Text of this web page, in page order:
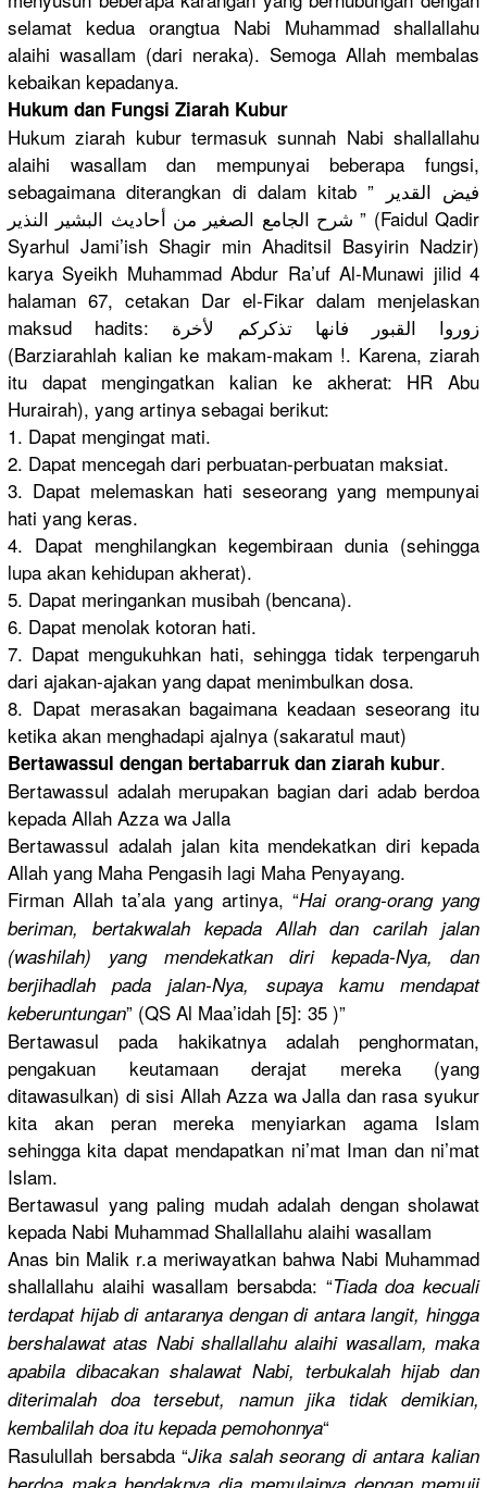
selamat kedua orangtua Nabi Muhammad shallallahu
alaihi wasallam (dari neraka). Semoga Allah membalas
kebaikan kepadanya.
Hukum dan Fungsi Ziarah Kubur
Hukum ziarah kubur termasuk sunnah Nabi shallallahu
alaihi wasallam dan mempunyai beberapa fungsi,
sebagaimana diterangkan di dalam kitab ” فيض القدير
شرح الجامع الصغير من أحاديث البشير النذير ” (Faidul Qadir
Syarhul Jami’ish Shagir min Ahaditsil Basyirin Nadzir)
karya Syeikh Muhammad Abdur Ra’uf Al-Munawi jilid 4
halaman 67, cetakan Dar el-Fikar dalam menjelaskan
maksud hadits: زوروا القبور فانها تذكركم لأخرة
(Barziarahlah kalian ke makam-makam !. Karena, ziarah
itu dapat mengingatkan kalian ke akherat: HR Abu
Hurairah), yang artinya sebagai berikut:
1. Dapat mengingat mati.
2. Dapat mencegah dari perbuatan-perbuatan maksiat.
3. Dapat melemaskan hati seseorang yang mempunyai
hati yang keras.
4. Dapat menghilangkan kegembiraan dunia (sehingga
lupa akan kehidupan akherat).
5. Dapat meringankan musibah (bencana).
6. Dapat menolak kotoran hati.
7. Dapat mengukuhkan hati, sehingga tidak terpengaruh
dari ajakan-ajakan yang dapat menimbulkan dosa.
8. Dapat merasakan bagaimana keadaan seseorang itu
ketika akan menghadapi ajalnya (sakaratul maut)
Bertawassul dengan bertabarruk dan ziarah kubur.
Bertawassul adalah merupakan bagian dari adab berdoa
kepada Allah Azza wa Jalla
Bertawassul adalah jalan kita mendekatkan diri kepada
Allah yang Maha Pengasih lagi Maha Penyayang.
Firman Allah ta’ala yang artinya, “Hai orang-orang yang
beriman, bertakwalah kepada Allah dan carilah jalan
(washilah) yang mendekatkan diri kepada-Nya, dan
berjihadlah pada jalan-Nya,
supaya kamu mendapat
keberuntungan” (QS Al Maa’idah [5]: 35 )”
Bertawasul pada hakikatnyaadalah penghormatan,
pengakuan keutamaan derajat mereka (yang
ditawasulkan) di sisi Allah Azza wa Jalla dan rasa syukur
kita akan peran mereka menyiarkan agama Islam
sehingga kita dapat mendapatkan ni’mat Iman dan ni’mat
Islam.
Bertawasul yang paling mudah adalah dengan sholawat
kepada Nabi Muhammad Shallallahu alaihi wasallam
Anas bin Malik r.a meriwayatkan bahwa Nabi Muhammad
shallallahu alaihi wasallam bersabda: “Tiada doa kecuali
terdapat hijab di antaranya dengan di antara langit, hingga
bershalawat atas Nabi shallallahu alaihi wasallam, maka
apabila dibacakan shalawat Nabi, terbukalah hijab dan
diterimalah doa tersebut, namun jika tidak demikian,
kembalilah doa itu kepada pemohonnya“
Rasulullah bersabda “Jika salah seorang di antara kalian